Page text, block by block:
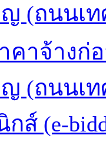
(ถนนเท
คาจ้างก่
(ถนนเท
กส์ (e-